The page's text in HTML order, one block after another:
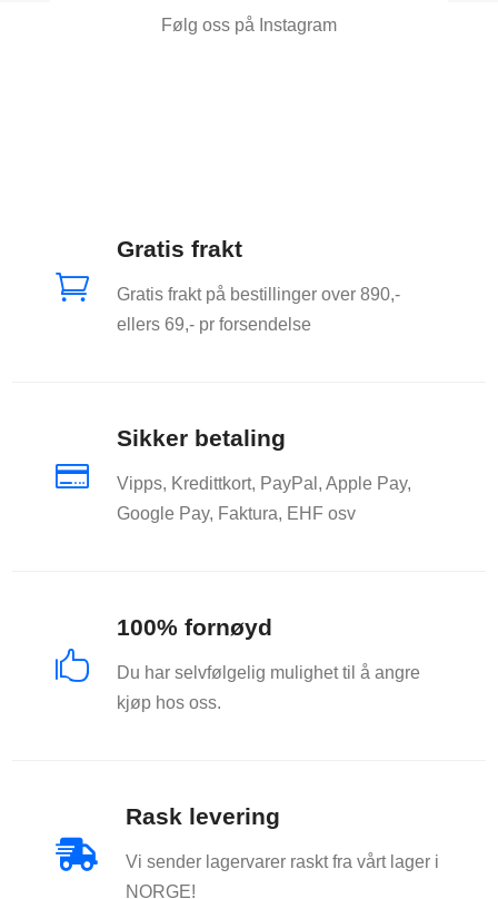
velges
Følg oss på Instagram

Gratis frakt
Gratis frakt på bestillinger over 890,-
ellers 69,- pr forsendelse

Sikker betaling
Vipps, Kredittkort, PayPal, Apple Pay,
Google Pay, Faktura, EHF osv

100% fornøyd
Du har selvfølgelig mulighet til å angre
kjøp hos oss.

Rask levering
Vi sender lagervarer raskt fra vårt lager i
NORGE!